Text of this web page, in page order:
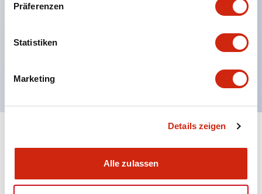
Präferenzen
Statistiken
Marketing
Details zeigen
Alle zulassen
Dokumente und Dateien
Genehmigungen & Standards